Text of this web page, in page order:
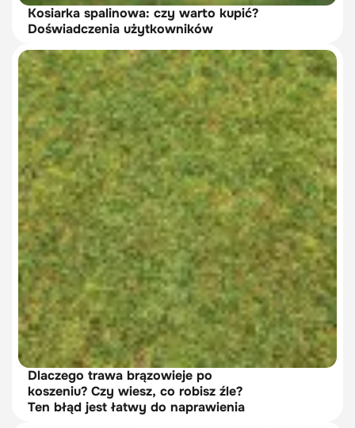
Kosiarka spalinowa: czy warto kupić?
Doświadczenia użytkowników
Dlaczego trawa brązowieje po
koszeniu? Czy wiesz, co robisz źle?
Ten błąd jest łatwy do naprawienia